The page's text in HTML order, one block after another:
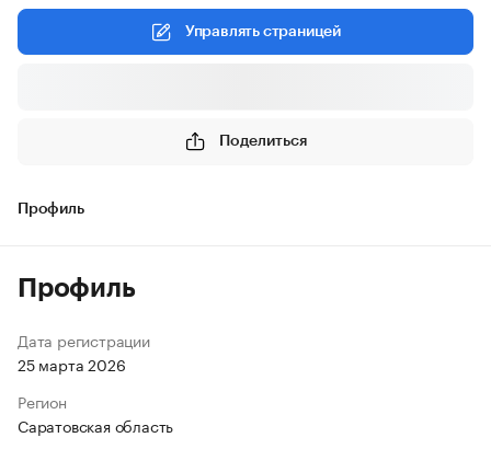
Управлять страницей
Поделиться
Профиль
Профиль
Дата регистрации
25 марта 2026
Регион
Саратовская область